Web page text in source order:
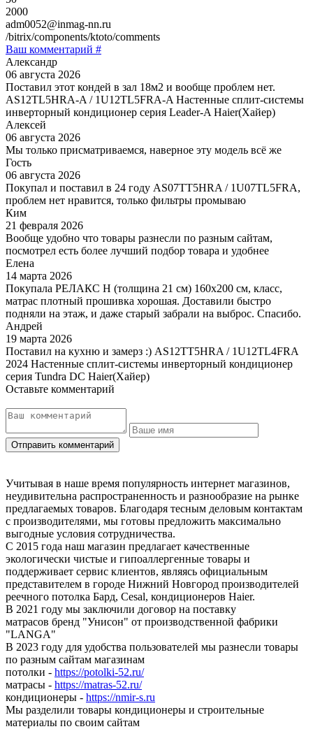
2000
adm0052@inmag-nn.ru
/bitrix/components/ktoto/comments
Ваш комментарий #
Александр
06 августа 2026
Поставил этот кондей в зал 18м2 и вообще проблем нет.
AS12TL5HRA-A / 1U12TL5FRA-A Настенные сплит-системы
инверторный кондиционер серия Leader-A Haier(Хайер)
Алексей
06 августа 2026
Мы только присматриваемся, наверное эту модель всё же
Гость
06 августа 2026
Покупал и поставил в 24 году AS07TT5HRA / 1U07TL5FRA,
проблем нет нравится, только фильтры промываю
Ким
21 февраля 2026
Вообще удобно что товары разнесли по разным сайтам,
посмотрел есть более лучший подбор товара и удобнее
Елена
14 марта 2026
Покупала РЕЛАКС Н (толщина 21 см) 160х200 см, класс,
матрас плотный прошивка хорошая. Доставили быстро
подняли на этаж, и даже старый забрали на выброс. Спасибо.
Андрей
19 марта 2026
Поставил на кухню и замерз :) AS12TT5HRA / 1U12TL4FRA
2024 Настенные сплит-системы инверторный кондиционер
серия Tundra DC Haier(Хайер)
Оставьте комментарий
Учитывая в наше время популярность интернет магазинов,
неудивительна распространенность и разнообразие на рынке
предлагаемых товаров. Благодаря тесным деловым контактам
с производителями, мы готовы предложить максимально
выгодные условия сотрудничества.
С 2015 года наш магазин предлагает качественные
экологически чистые и гипоаллергенные товары и
поддерживает сервис клиентов, являясь официальным
представителем в городе Нижний Новгород производителей
реечного потолка Бард, Cesal, кондиционеров Haier.
В 2021 году мы заключили договор на поставку
матрасов бренд "Унисон" от производственной фабрики
"LANGA"
В 2023 году для удобства пользователей мы разнесли товары
по разным сайтам магазинам
потолки - https://potolki-52.ru/
матрасы - https://matras-52.ru/
кондиционеры - https://nmir-s.ru
Мы разделили товары кондиционеры и строительные
материалы по своим сайтам